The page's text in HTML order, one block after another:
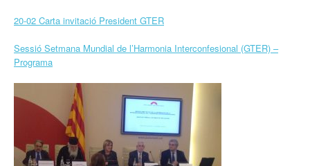
20-02 Carta invitació President GTER
Sessió Setmana Mundial de l’Harmonia Interconfesional (GTER) –
Programa